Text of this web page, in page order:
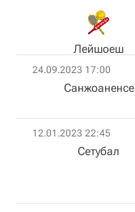
Лейшоеш
24.09.2023 17:00
Санжоаненсе
12.01.2023 22:45
Сетубал